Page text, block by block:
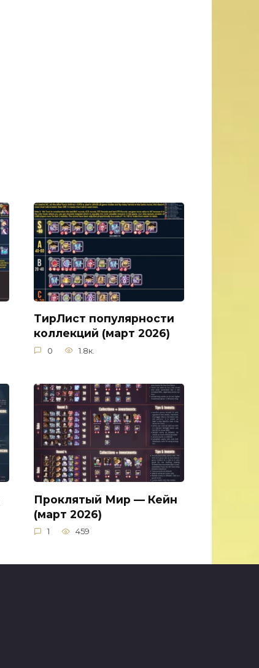
ТирЛист популярности
коллекций (март 2026)
0 1.8к.
Проклятый Мир — Кейн
(март 2026)
1 459